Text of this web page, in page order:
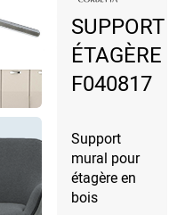
SUPPORT
ÉTAGÈRE
F040817
Support
mural pour
étagère en
bois